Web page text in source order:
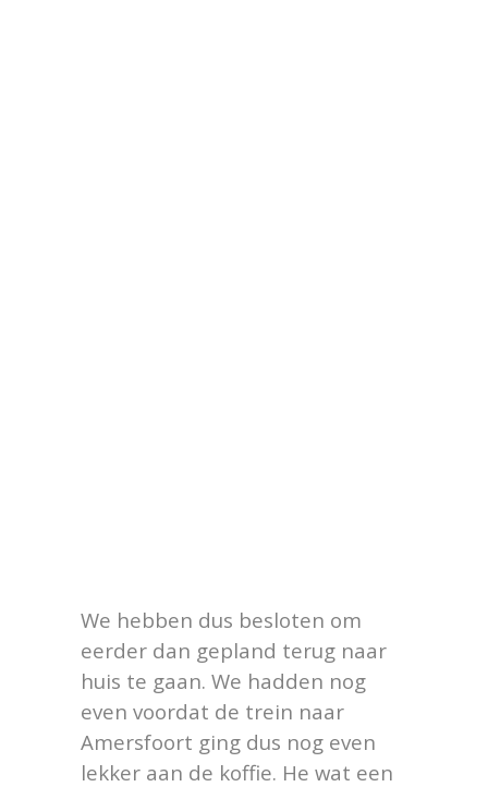
We hebben dus besloten om
eerder dan gepland terug naar
huis te gaan. We hadden nog
even voordat de trein naar
Amersfoort ging dus nog even
lekker aan de koffie. He wat een